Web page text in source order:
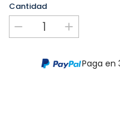
Cantidad
Paga en